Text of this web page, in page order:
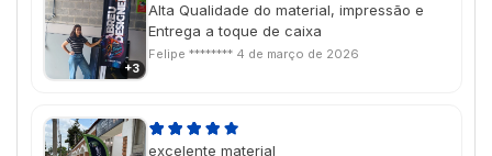
+3
Alta Qualidade do material, impressão e
Entrega a toque de caixa
Felipe ******** 4 de março de 2026
excelente material